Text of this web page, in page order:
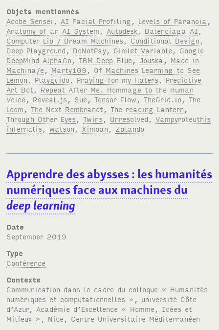
Objets mentionnés
Adobe Sensei , AI Facial Profiling , Levels of Paranoia ,
Anatomy of an AI System , Autodesk, Balenciaga AI ,
Computer Lib / Dream Machines , Conditional Design ,
Deep Playground , DoNotPay, Gimlet Variable , Google
DeepMind AlphaGo , IBM Deep Blue , Jouska , Made in
Machina/e , Marty109 , Of Machines Learning to See
Lemon , Playguido , Praying for my Haters , Predictive
Art Bot , Repeat After Me. Hommage to the Human
Voice , Reveal.js , Sue ,Tensor Flow ,TheGrid.io ,The
Loom ,The Next Rembrandt ,The reading Lantern ,
Through Other Eyes ,Twins , Unresolved ,Vampyroteuthis
infernalis ,Watson , Ximoan , Zalando
Apprendre des abysses : les humanités
numériques face aux machines du
deep learning
Date
September 2019
Type
Conférence
Contexte
Communication dans le cadre du colloque « Humanités
numériques et computationnelles », université Côte
d’Azur, Académie d’Excellence « Homme, Idées et
Milieux », Nice, Centre Universitaire Méditerranéen